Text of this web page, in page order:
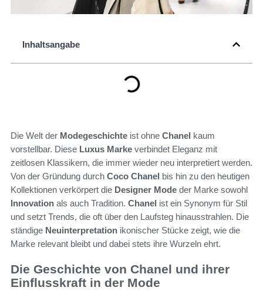
Inhaltsangabe
Die Welt der Modegeschichte ist ohne Chanel kaum
vorstellbar. Diese Luxus Marke verbindet Eleganz mit
zeitlosen Klassikern, die immer wieder neu interpretiert werden.
Von der Gründung durch Coco Chanel bis hin zu den heutigen
Kollektionen verkörpert die Designer Mode der Marke sowohl
Innovation als auch Tradition. Chanel ist ein Synonym für Stil
und setzt Trends, die oft über den Laufsteg hinausstrahlen. Die
ständige Neuinterpretation ikonischer Stücke zeigt, wie die
Marke relevant bleibt und dabei stets ihre Wurzeln ehrt.
Die Geschichte von Chanel und ihrer
Einflusskraft in der Mode